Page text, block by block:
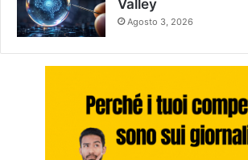
Valley
Agosto 3, 2026